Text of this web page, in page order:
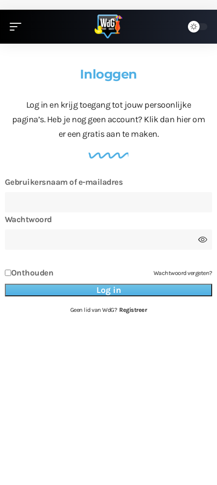
Inloggen
Log in en krijg toegang tot jouw persoonlijke
pagina’s. Heb je nog geen account? Klik dan hierom
er een gratis aan te maken.
Gebruikersnaam of e-mailadres
Wachtwoord
Onthouden Wachtwoord vergeten?
Geen lid van WdG? Registreer